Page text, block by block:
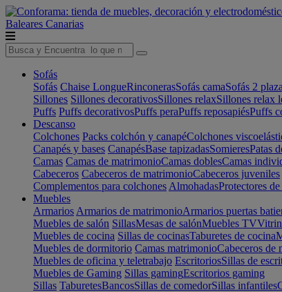
Baleares Canarias
Sofás
Sofás Chaise LongueRinconerasSofás camaSofás 2
Sillones Sillones decorativosSillones relaxSillones relax
Puffs Puffs decorativosPuffs peraPuffs reposapiésPuffs
Descanso
Colchones Packs colchón y canapéColchones
Canapés y bases CanapésBase tapizadasSomieresPatas
Camas Camas de matrimonioCamas doblesCamas
Cabeceros Cabeceros de matrimonioCabeceros juveniles
Complementos para colchones AlmohadasProtectores
Muebles
Armarios Armarios de matrimonioArmarios puertas
Muebles de salón SillasMesas de salónMuebles TV
Muebles de cocina Sillas de cocinasTaburetes de cocina
Muebles de dormitorio Camas matrimonioCabeceros de
Muebles de oficina y teletrabajo EscritoriosSillas de
Muebles de Gaming Sillas gamingEscritorios gaming
Sillas TaburetesBancosSillas de comedorSillas infantiles